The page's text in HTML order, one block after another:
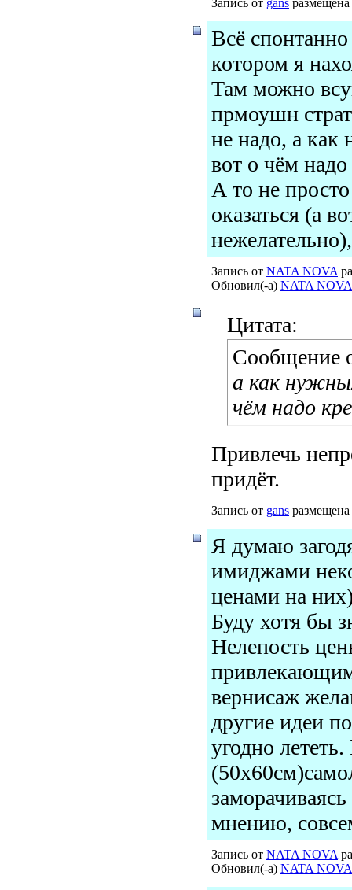
Всё
котором я
Там можно
прмоушн
не надо, а как
вот о чём
А то не
оказаться (а
Запись от NATA NOVA
Обновил(-а) NATA NOVA
Цитата:
Сообщение
а как
чём надо
Привлечь
придёт.
Запись от gans
Я думаю
имиджами
ценами на
Буду хотя бы
Нелепость
вернисаж
другие идеи
угодно
мнению,
Запись от NATA NOVA
Обновил(-а) NATA NOVA